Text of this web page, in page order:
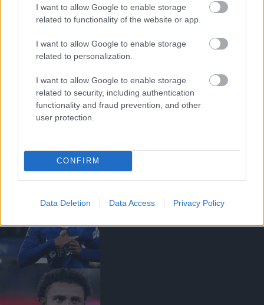
I want to allow Google to enable storage
related to functionality of the website or app.
I want to allow Google to enable storage
related to personalization.
I want to allow Google to enable storage
related to security, including authentication
functionality and fraud prevention, and other
user protection.
CONFIRM
Data Deletion Data Access Privacy Policy
Kapcsolódó hírek
PLETYKÁK, ÁTIGAZOLÁSOK
ELŐREHALADOTT
TÁRGYALÁSOKAT FOLYTAT A
ANDREY SANTOSRÓL
CHELSEA-VEL - SAJTÓHÍR